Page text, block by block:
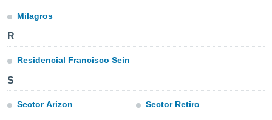
ya sean
nuestros
análisis
en
así como
perfil
Milagros
R
Residencial Francisco Sein
S
Sector Arizon
Sector Retiro